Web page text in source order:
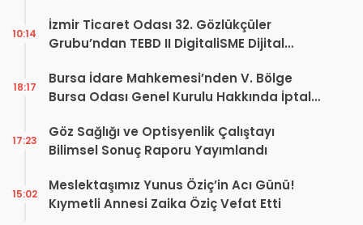
İzmir Ticaret Odası 32. Gözlükçüler
Grubu’ndan TEBD II DigitaliSME Dijital
10:14
Bursa İdare Mahkemesi’nden V. Bölge
Bursa Odası Genel Kurulu Hakkında İptal
18:17
Göz Sağlığı ve Optisyenlik Çalıştayı
Bilimsel Sonuç Raporu Yayımlandı
17:23
Meslektaşımız Yunus Öziç’in Acı Günü!
Kıymetli Annesi Zaika Öziç Vefat Etti
15:02